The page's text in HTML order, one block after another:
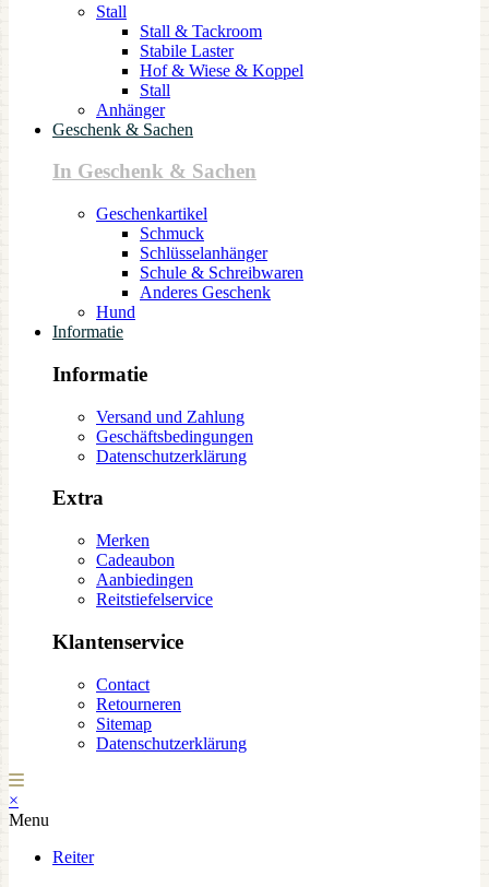
Stall
Stall & Tackroom
Stabile Laster
Hof & Wiese & Koppel
Stall
Anhänger
Geschenk & Sachen
In Geschenk & Sachen
Geschenkartikel
Schmuck
Schlüsselanhänger
Schule & Schreibwaren
Anderes Geschenk
Hund
Informatie
Informatie
Versand und Zahlung
Geschäftsbedingungen
Datenschutzerklärung
Extra
Merken
Cadeaubon
Aanbiedingen
Reitstiefelservice
Klantenservice
Contact
Retourneren
Sitemap
Datenschutzerklärung
×
Menu
Reiter